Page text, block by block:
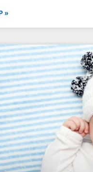
»